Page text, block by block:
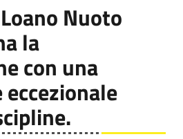
Nuoto
la
con una